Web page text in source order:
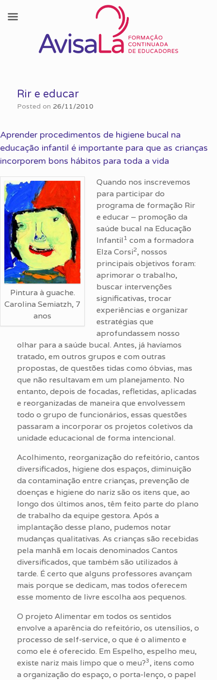
contentRir e educar
Posted on 26/11/2010
Aprender procedimentos de higiene bucal na
educação infantil é importante para que as crianças
incorporem bons hábitos para toda a vida
Pintura à guache.
Carolina Semiatzh, 7
anos
Quando nos inscrevemos
para participar do
programa de formação Rir
e educar – promoção da
saúde bucal na Educação
Infantil 1 com a formadora
Elza Corsi2, nossos
principais objetivos foram:
aprimorar o trabalho,
buscar intervenções
significativas, trocar
experiências e organizar
estratégias que
aprofundassem nosso
olhar para a saúde bucal. Antes, já havíamos
tratado, em outros grupos e com outras
propostas, de questões tidas como óbvias, mas
que não resultavam em um planejamento. No
entanto, depois de focadas, refletidas, aplicadas
e reorganizadas de maneira que envolvessem
todo o grupo de funcionários, essas questões
passaram a incorporar os projetos coletivos da
unidade educacional de forma intencional.
Acolhimento, reorganização do refeitório, cantos
diversificados, higiene dos espaços, diminuição
da contaminação entre crianças, prevenção de
doenças e higiene do nariz são os itens que, ao
longo dos últimos anos, têm feito parte do plano
de trabalho da equipe gestora. Após a
implantação desse plano, pudemos notar
mudanças qualitativas. As crianças são recebidas
pela manhã em locais denominados Cantos
diversificados, que também são utilizados à
tarde. É certo que alguns professores avançam
mais porque se dedicam, mas todos oferecem
esse momento de livre escolha aos pequenos.
O projeto Alimentar em todos os sentidos
envolve a aparência do refeitório, os utensílios, o
processo de self-service, o que é o alimento e
como ele é oferecido. Em Espelho, espelho meu,
existe nariz mais limpo que o meu?3, itens como
a organização do espaço, o porta-lenço, o papel